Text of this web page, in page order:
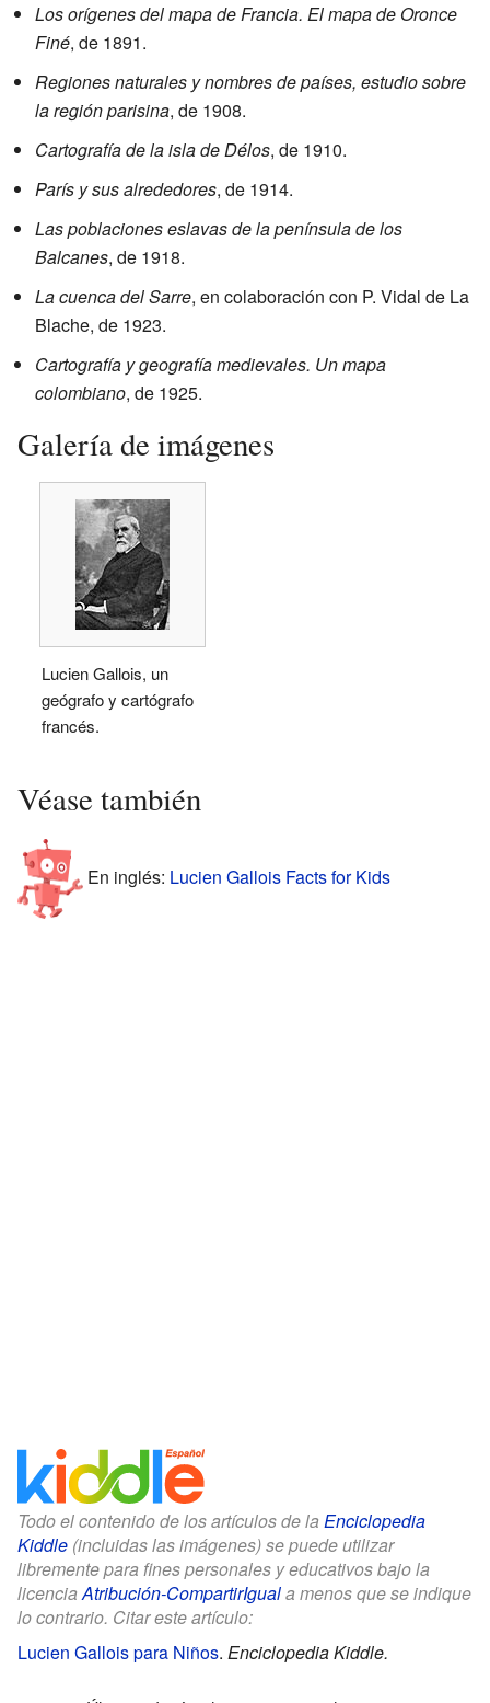
Los orígenes del mapa de Francia. El mapa de Oronce
Finé, de 1891.
Regiones naturales y nombres de países, estudio sobre
la región parisina, de 1908.
Cartografía de la isla de Délos, de 1910.
París y sus alrededores, de 1914.
Las poblaciones eslavas de la península de los
Balcanes, de 1918.
La cuenca del Sarre, en colaboración con P. Vidal de La
Blache, de 1923.
Cartografía y geografía medievales. Un mapa
colombiano, de 1925.
Galería de imágenes
Lucien Gallois, un
geógrafo y cartógrafo
francés.
Véase también
En inglés: Lucien Gallois Facts for Kids
Todo el contenido de los artículos de la Enciclopedia
Kiddle (incluidas las imágenes) se puede utilizar
libremente para fines personales y educativos bajo la
licenciaAtribución-CompartirIguala menos que se indique
lo contrario. Citar este artículo:
Lucien Gallois para Niños. Enciclopedia Kiddle.